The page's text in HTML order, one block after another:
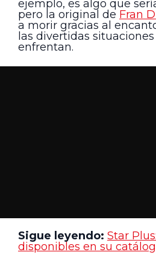
ejemplo, es algo que
pero la original de Fran
a morir gracias al
las divertidas
enfrentan.
Sigue leyendo: Star
disponibles en su